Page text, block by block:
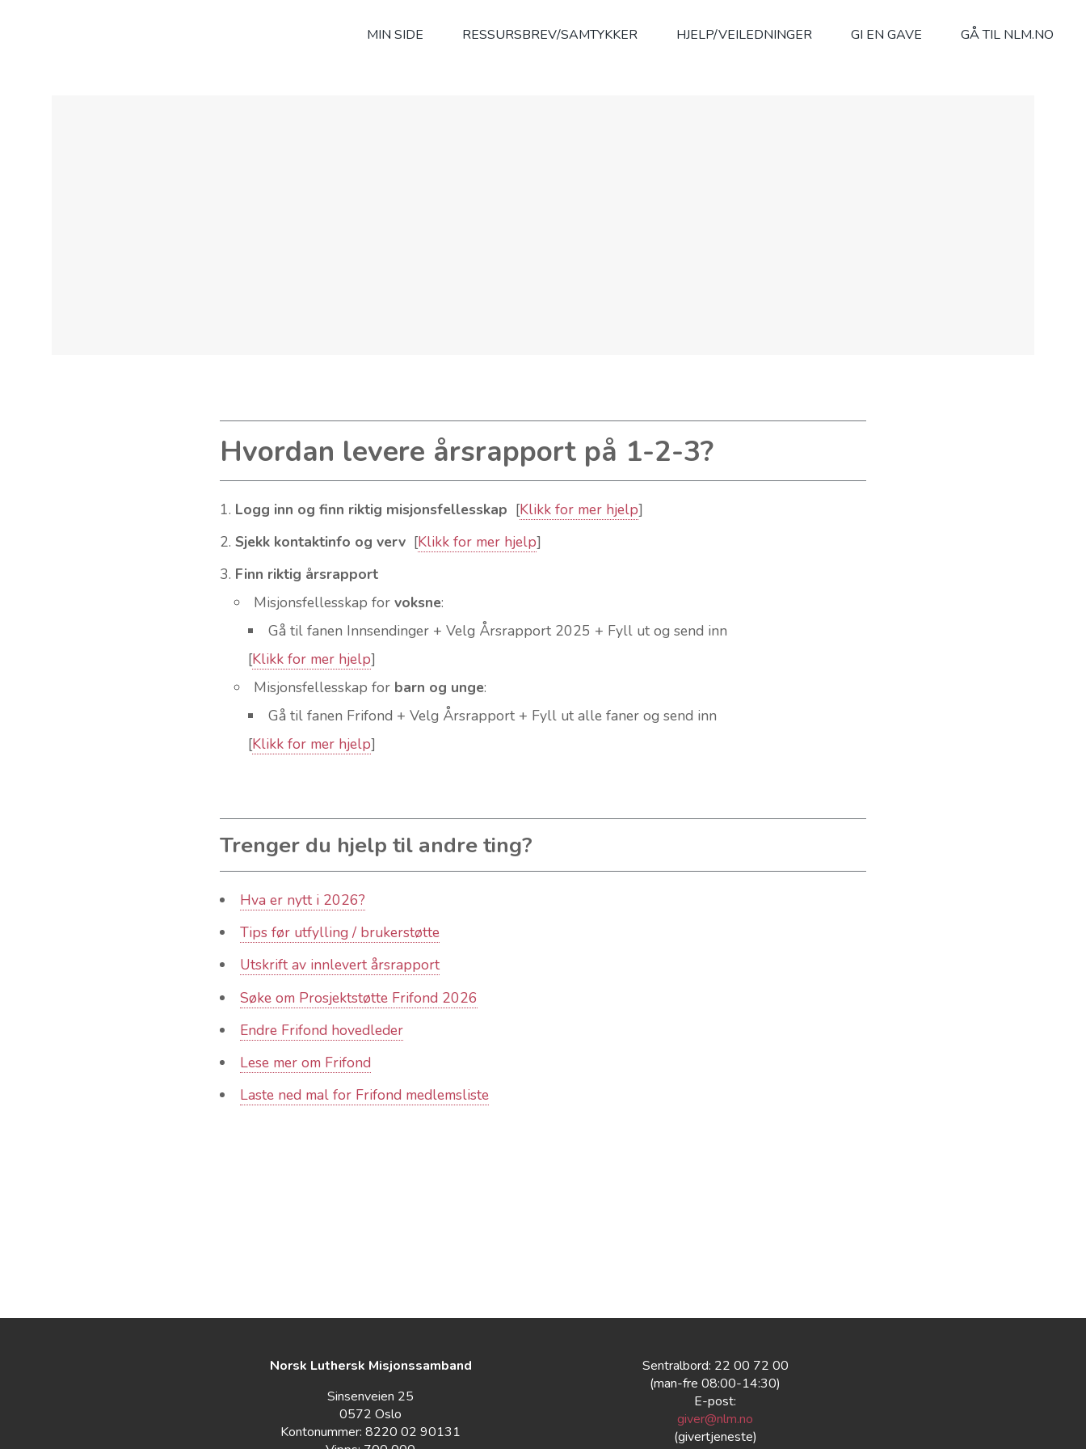
MIN SIDE RESSURSBREV/SAMTYKKER HJELP/VEILEDNINGER GI EN GAVE GÅ TIL NLM.NO
Hvordan levere årsrapport på 1-2-3?
Logg inn og finn riktig misjonsfellesskap [Klikk for mer hjelp]
Sjekk kontaktinfo og verv [Klikk for mer hjelp]
Finn riktig årsrapport
Misjonsfellesskap forvoksne:
Gå til fanen Innsendinger + Velg Årsrapport 2025 + Fyll ut og send inn
[Klikk for mer hjelp]
Misjonsfellesskap for barn og unge:
Gå til fanen Frifond + Velg Årsrapport + Fyll ut alle faner og send inn
[Klikk for mer hjelp]
Trenger du hjelp til andre ting?
Hva er nytt i 2026?
Tips før utfylling / brukerstøtte
Utskrift av innlevert årsrapport
Søke om Prosjektstøtte Frifond 2026
Endre Frifond hovedleder
Lese mer om Frifond
Laste ned mal for Frifond medlemsliste
Norsk Luthersk Misjonssamband
Sinsenveien 25
0572 Oslo
Kontonummer: 8220 02 90131
Sentralbord: 22 00 72 00
(man-fre 08:00-14:30)
E-post:
giver@nlm.no
(givertjeneste)